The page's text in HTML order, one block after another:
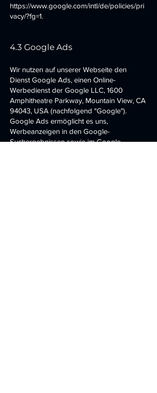
https://www.google.com/intl/de/policies/pri
vacy/?fg=1.
4.3 Google Ads
Wir nutzen auf unserer Webseite den
Dienst Google Ads, einen Online-
Werbedienst der Google LLC, 1600
Amphitheatre Parkway, Mountain View, CA
94043, USA (nachfolgend "Google").
Google Ads ermöglicht es uns,
Werbeanzeigen in den Google-
Suchergebnissen sowie im Google-